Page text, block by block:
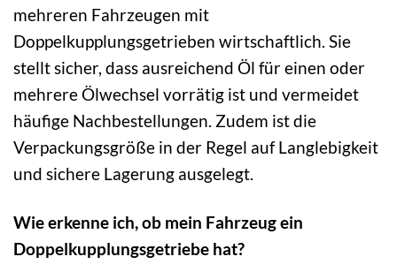
mehreren Fahrzeugen mit
Doppelkupplungsgetrieben wirtschaftlich. Sie
stellt sicher, dass ausreichend Öl für einen oder
mehrere Ölwechsel vorrätig ist und vermeidet
häufige Nachbestellungen. Zudem ist die
Verpackungsgröße in der Regel auf Langlebigkeit
und sichere Lagerung ausgelegt.
Wie erkenne ich, ob mein Fahrzeug ein
Doppelkupplungsgetriebe hat?